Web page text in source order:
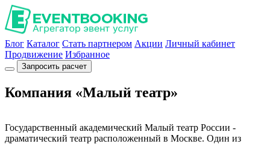
Блог Каталог Стать партнером Акции Личный кабинет
Продвижение Избранное
Запросить расчет
Компания «Малый театр»
Государственный академический Малый театр России -
драматический театр расположенный в Москве. Один из